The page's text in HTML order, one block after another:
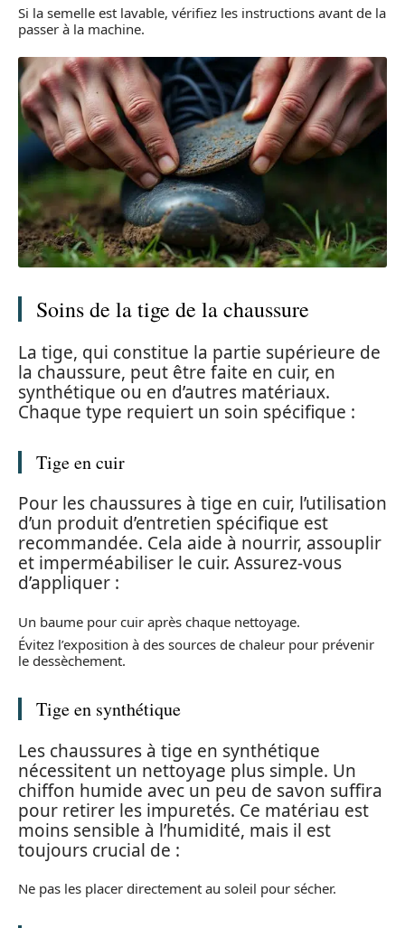
Si la semelle est lavable, vérifiez les instructions avant de la
passer à la machine.
Soins de la tige de la chaussure
La tige, qui constitue la partie supérieure de
la chaussure, peut être faite en cuir, en
synthétique ou en d’autres matériaux.
Chaque type requiert un soin spécifique :
Tige en cuir
Pour les chaussures à tige en cuir, l’utilisation
d’un produit d’entretien spécifique est
recommandée. Cela aide à nourrir, assouplir
et imperméabiliser le cuir. Assurez-vous
d’appliquer :
Un baume pour cuir après chaque nettoyage.
Évitez l’exposition à des sources de chaleur pour prévenir
le dessèchement.
Tige en synthétique
Les chaussures à tige en synthétique
nécessitent un nettoyage plus simple. Un
chiffon humide avec un peu de savon suffira
pour retirer les impuretés. Ce matériau est
moins sensible à l’humidité, mais il est
toujours crucial de :
Ne pas les placer directement au soleil pour sécher.